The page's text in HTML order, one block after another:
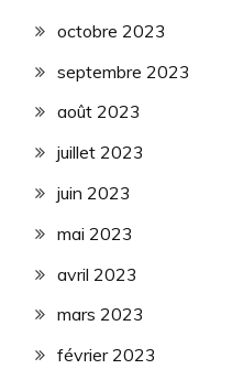
octobre 2023
septembre 2023
août 2023
juillet 2023
juin 2023
mai 2023
avril 2023
mars 2023
février 2023